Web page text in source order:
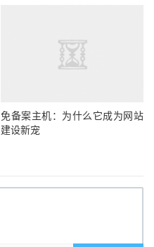
免备案主机：为什么它成为网站
建设新宠